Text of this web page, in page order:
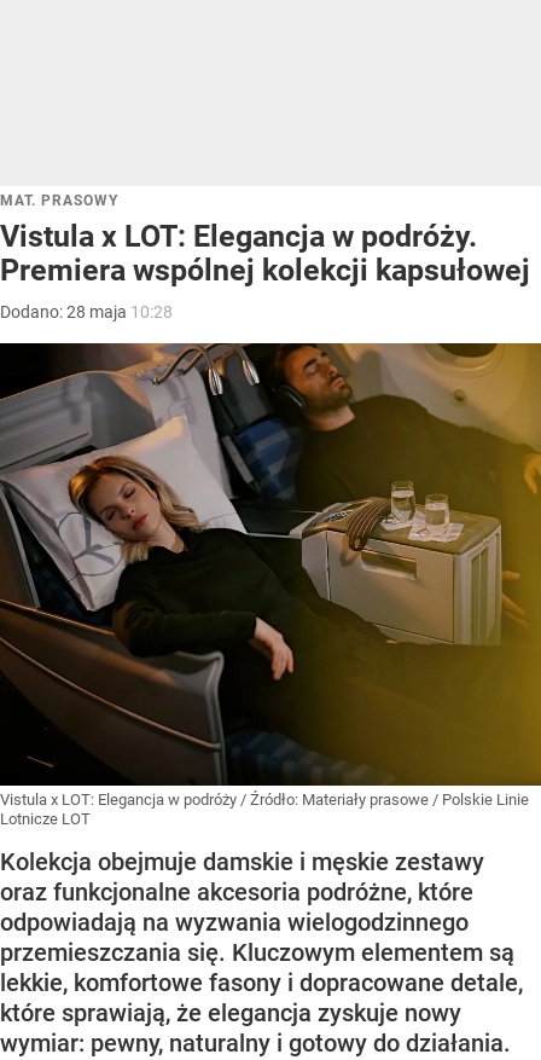
MAT. PRASOWY
Vistula x LOT: Elegancja w podróży.
Premiera wspólnej kolekcji kapsułowej
Dodano:28 maja 10:28
Vistula x LOT: Elegancja w podróży / Źródło: Materiały prasowe / Polskie Linie
Lotnicze LOT
Kolekcja obejmuje damskie i męskie zestawy
oraz funkcjonalne akcesoria podróżne, które
odpowiadają na wyzwania wielogodzinnego
przemieszczania się. Kluczowym elementem są
lekkie, komfortowe fasony i dopracowane detale,
które sprawiają, że elegancja zyskuje nowy
wymiar: pewny, naturalny i gotowy do działania.